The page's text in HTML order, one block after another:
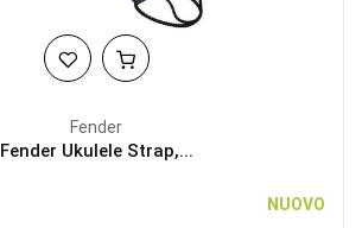
Fender
Fender Ukulele Strap,...
NUOVO